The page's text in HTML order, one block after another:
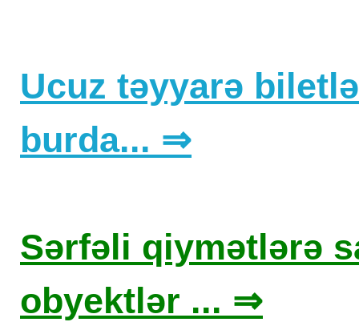
Ucuz təyyarə
burda... ⇒
Sərfəli qiymətlərə
obyektlər ... ⇒